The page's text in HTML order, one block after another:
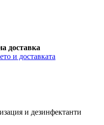
доставка
и доставката
и дезинфектанти